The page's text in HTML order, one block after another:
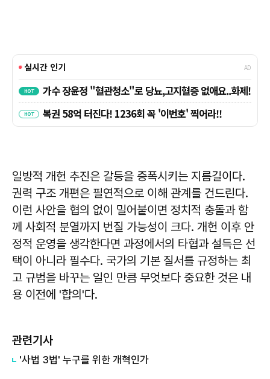
일방적 개헌 추진은 갈등을 증폭시키는 지름길이다.
권력 구조 개편은 필연적으로 이해 관계를 건드린다.
이런 사안을 협의 없이 밀어붙이면 정치적 충돌과 함
께 사회적 분열까지 번질 가능성이 크다. 개헌 이후 안
정적 운영을 생각한다면 과정에서의 타협과 설득은 선
택이 아니라 필수다. 국가의 기본 질서를 규정하는 최
고 규범을 바꾸는 일인 만큼 무엇보다 중요한 것은 내
용 이전에 '합의'다.
관련기사
'사법 3법' 누구를 위한 개혁인가